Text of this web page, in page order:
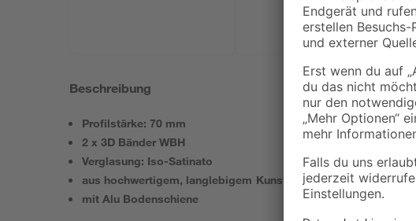
Beschreibung
Profilstärke: 70 mm
2 x 3D Bänder WBH
Verglasung: Iso-Satinato
aus hochwertigem, langlebigem Kunststoff
mit Alu Bodenschiene